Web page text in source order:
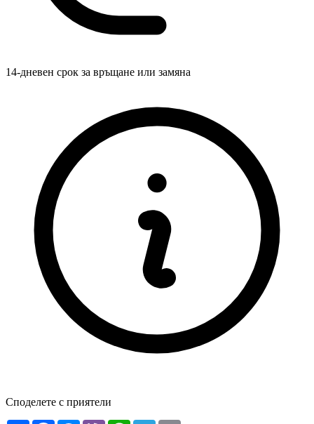
14-дневен срок за връщане или замяна
Споделете с приятели